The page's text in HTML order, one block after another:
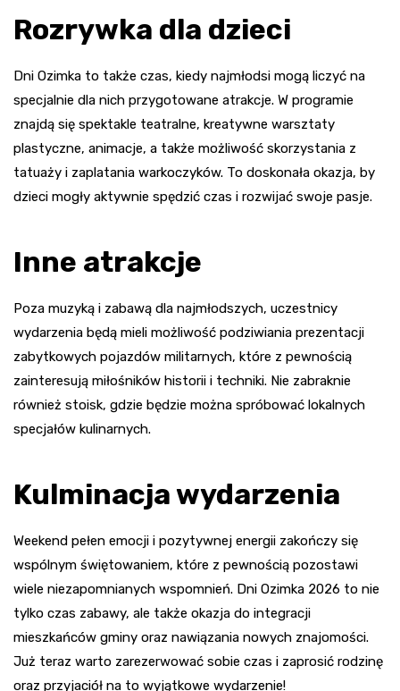
Rozrywka dla dzieci
Dni Ozimka to także czas, kiedy najmłodsi mogą liczyć na
specjalnie dla nich przygotowane atrakcje. W programie
znajdą się spektakle teatralne, kreatywne warsztaty
plastyczne, animacje, a także możliwość skorzystania z
tatuaży i zaplatania warkoczyków. To doskonała okazja, by
dzieci mogły aktywnie spędzić czas i rozwijać swoje pasje.
Inne atrakcje
Poza muzyką i zabawą dla najmłodszych, uczestnicy
wydarzenia będą mieli możliwość podziwiania prezentacji
zabytkowych pojazdów militarnych, które z pewnością
zainteresują miłośników historii i techniki. Nie zabraknie
również stoisk, gdzie będzie można spróbować lokalnych
specjałów kulinarnych.
Kulminacja wydarzenia
Weekend pełen emocji i pozytywnej energii zakończy się
wspólnym świętowaniem, które z pewnością pozostawi
wiele niezapomnianych wspomnień. Dni Ozimka 2026 to nie
tylko czas zabawy, ale także okazja do integracji
mieszkańców gminy oraz nawiązania nowych znajomości.
Już teraz warto zarezerwować sobie czas i zaprosić rodzinę
oraz przyjaciół na to wyjątkowe wydarzenie!